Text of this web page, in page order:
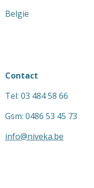
België
Contact
Tel: 03 484 58 66
Gsm: 0486 53 45 73
info@niveka.be